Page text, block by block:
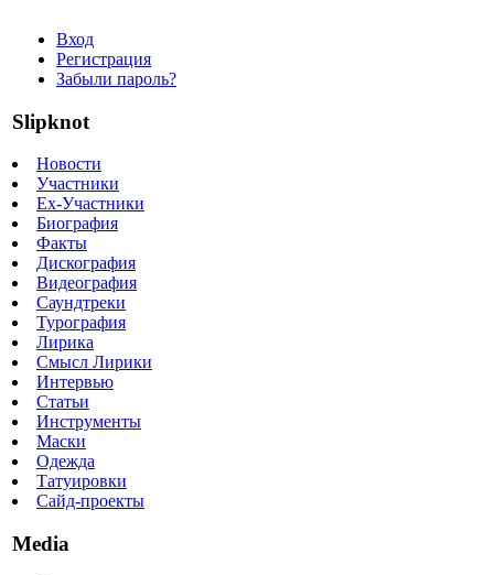
Вход
Регистрация
Забыли пароль?
Slipknot
Новости
Участники
Ex-Участники
Биография
Факты
Дискография
Видеография
Саундтреки
Турография
Лирика
Смысл Лирики
Интервью
Статьи
Инструменты
Маски
Одежда
Татуировки
Сайд-проекты
Media